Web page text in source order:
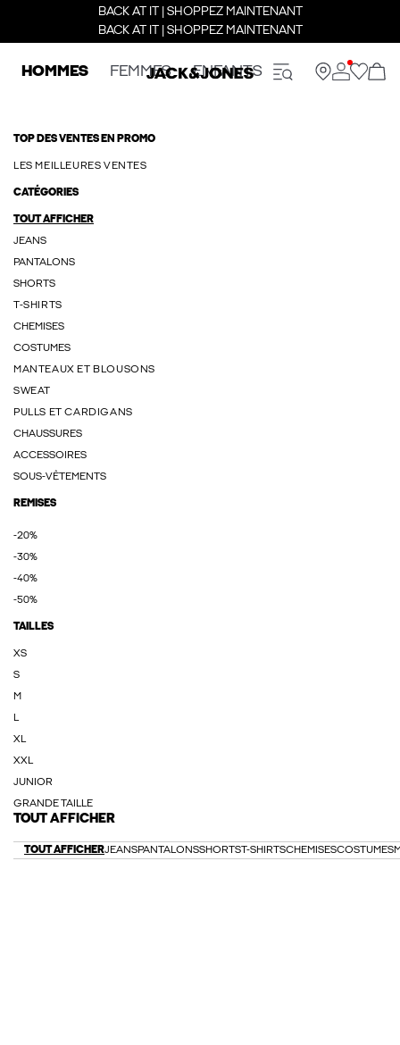
BACK AT IT | SHOPPEZ MAINTENANT
BACK AT IT | SHOPPEZ MAINTENANT
HOMMES FEMMES ENFANTS
TOP DES VENTES EN PROMO
LES MEILLEURES VENTES
CATÉGORIES
TOUT AFFICHER
JEANS
PANTALONS
SHORTS
T-SHIRTS
CHEMISES
COSTUMES
MANTEAUX ET BLOUSONS
SWEAT
PULLS ET CARDIGANS
CHAUSSURES
ACCESSOIRES
SOUS-VÊTEMENTS
REMISES
-20%
-30%
-40%
-50%
TAILLES
XS
S
M
L
XL
XXL
JUNIOR
GRANDE TAILLE
TOUT AFFICHER
TOUT AFFICHERJEANSPANTALONSSHORTST-SHIRTSCHEMISESCOSTUMES